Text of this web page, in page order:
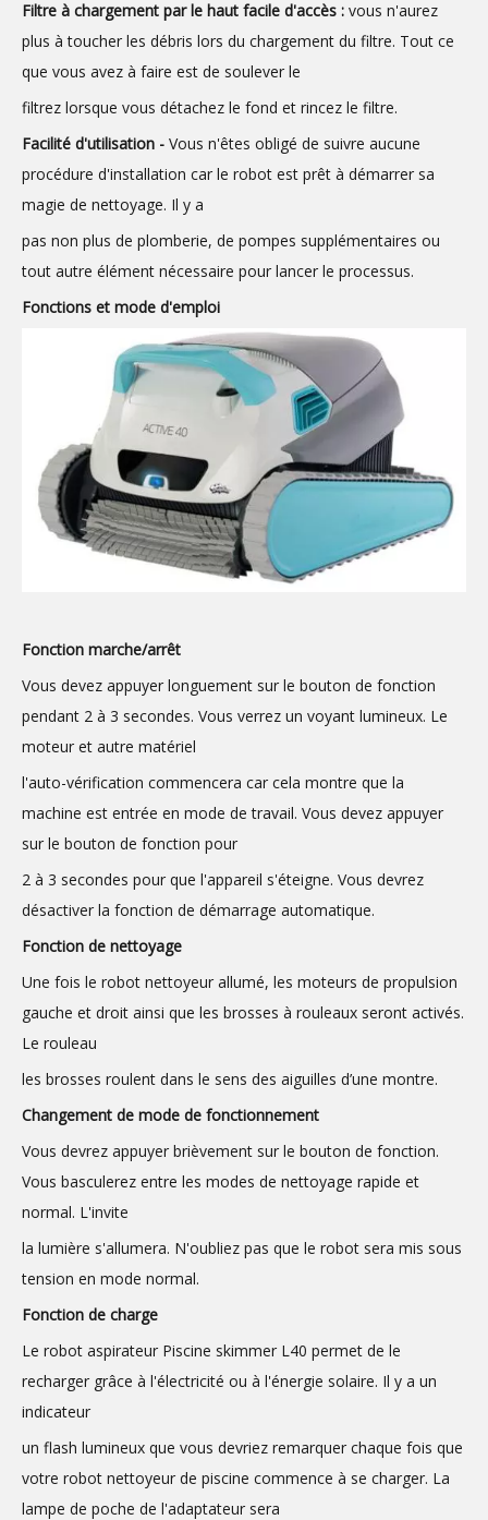
Filtre à chargement par le haut facile d'accès : vous n'aurez
plus à toucher les débris lors du chargement du filtre. Tout ce
que vous avez à faire est de soulever le
filtrez lorsque vous détachez le fond et rincez le filtre.
Facilité d'utilisation - Vous n'êtes obligé de suivre aucune
procédure d'installation car le robot est prêt à démarrer sa
magie de nettoyage. Il y a
pas non plus de plomberie, de pompes supplémentaires ou
tout autre élément nécessaire pour lancer le processus.
Fonctions et mode d'emploi
Fonction marche/arrêt
Vous devez appuyer longuement sur le bouton de fonction
pendant 2 à 3 secondes. Vous verrez un voyant lumineux. Le
moteur et autre matériel
l'auto-vérification commencera car cela montre que la
machine est entrée en mode de travail. Vous devez appuyer
sur le bouton de fonction pour
2 à 3 secondes pour que l'appareil s'éteigne. Vous devrez
désactiver la fonction de démarrage automatique.
Fonction de nettoyage
Une fois le robot nettoyeur allumé, les moteurs de propulsion
gauche et droit ainsi que les brosses à rouleaux seront activés.
Le rouleau
les brosses roulent dans le sens des aiguilles d’une montre.
Changement de mode de fonctionnement
Vous devrez appuyer brièvement sur le bouton de fonction.
Vous basculerez entre les modes de nettoyage rapide et
normal. L'invite
la lumière s'allumera. N'oubliez pas que le robot sera mis sous
tension en mode normal.
Fonction de charge
Le robot aspirateur Piscine skimmer L40 permet de le
recharger grâce à l'électricité ou à l'énergie solaire. Il y a un
indicateur
un flash lumineux que vous devriez remarquer chaque fois que
votre robot nettoyeur de piscine commence à se charger. La
lampe de poche de l'adaptateur sera